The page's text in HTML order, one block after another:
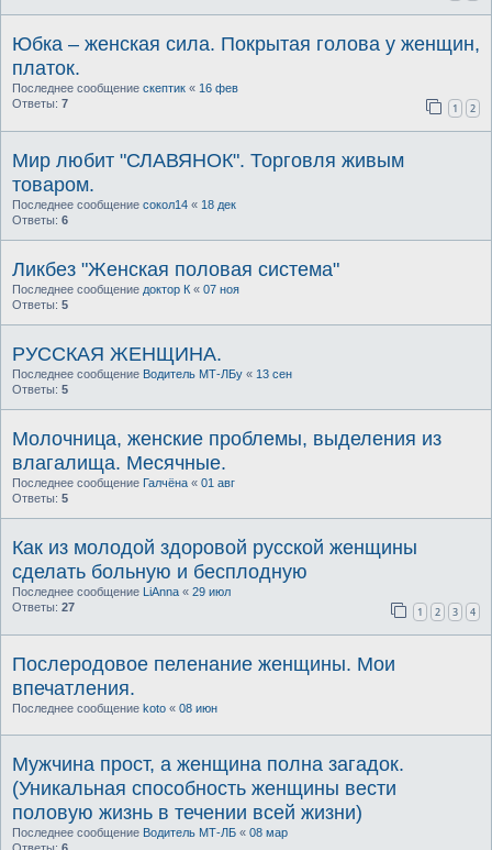
Юбка – женская сила. Покрытая голова у женщин,
платок.
Последнее сообщение скептик « 16 фев
Ответы: 7 1 2
Мир любит "СЛАВЯНОК". Торговля живым
товаром.
Последнее сообщение сокол14 « 18 дек
Ответы: 6
Ликбез "Женская половая система"
Последнее сообщение доктор К « 07 ноя
Ответы: 5
РУССКАЯ ЖЕНЩИНА.
Последнее сообщение Водитель МТ-ЛБу « 13 сен
Ответы: 5
Молочница, женские проблемы, выделения из
влагалища. Месячные.
Последнее сообщение Галчёна « 01 авг
Ответы: 5
Как из молодой здоровой русской женщины
сделать больную и бесплодную
Последнее сообщение LiAnna « 29 июл
Ответы: 27 1 2 3 4
Послеродовое пеленание женщины. Мои
впечатления.
Последнее сообщение koto « 08 июн
Мужчина прост, а женщина полна загадок.
(Уникальная способность женщины вести
половую жизнь в течении всей жизни)
Последнее сообщение Водитель МТ-ЛБ « 08 мар